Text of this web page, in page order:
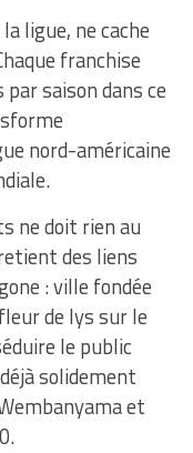
ligue, ne cache
franchise
saison dans ce
nord-américaine
ne doit rien au
des liens
: ville fondée
de lys sur le
le public
solidement
et